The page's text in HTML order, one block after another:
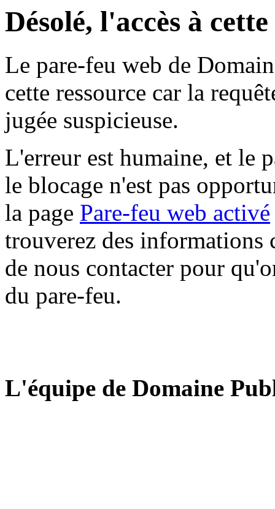
Désolé, l'accès à
Le pare-feu web de
cette ressource car la
jugée suspicieuse.
L'erreur est humaine, et le
le blocage n'est pas
la page Pare-feu web activé
trouverez des informations
de nous contacter pour
du pare-feu.
L'équipe de Domaine